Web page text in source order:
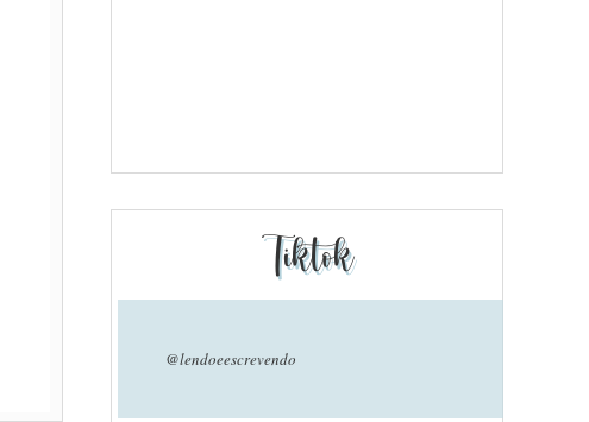
Tiktok
@lendoeescrevendo